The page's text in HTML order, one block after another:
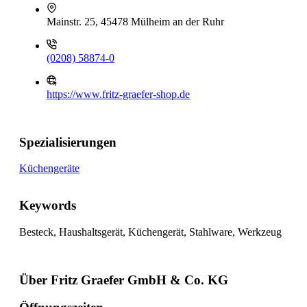
Mainstr. 25, 45478 Mülheim an der Ruhr
(0208) 58874-0
https://www.fritz-graefer-shop.de
Spezialisierungen
Küchengeräte
Keywords
Besteck, Haushaltsgerät, Küchengerät, Stahlware, Werkzeug
Über Fritz Graefer GmbH & Co. KG